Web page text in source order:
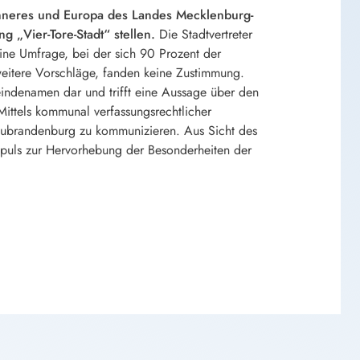
und Europa des Landes Mecklenburg-
„Vier-Tore-Stadt“ stellen. Die Stadtvertreter
Umfrage, bei der sich 90 Prozent der
Vorschläge, fanden keine Zustimmung.
dar und trifft eine Aussage über den
kommunal verfassungsrechtlicher
zu kommunizieren. Aus Sicht des
zur Hervorhebung der Besonderheiten der